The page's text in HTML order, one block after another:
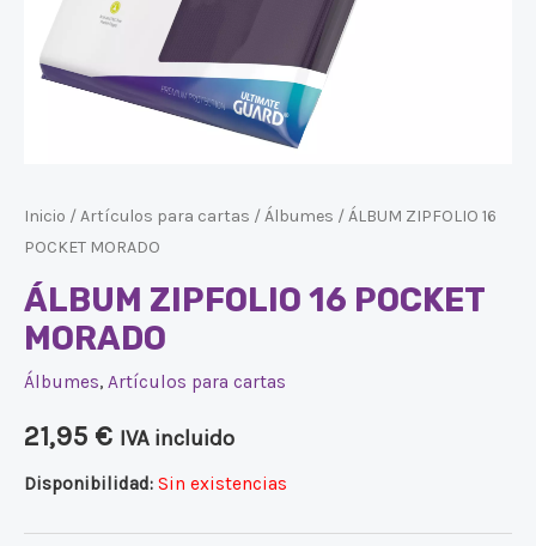
Inicio /Artículos para cartas /Álbumes / ÁLBUM ZIPFOLIO 16
POCKET MORADO
ÁLBUM ZIPFOLIO 16 POCKET
MORADO
Álbumes, Artículos para cartas
21,95 € IVA incluido
Disponibilidad: Sin existencias